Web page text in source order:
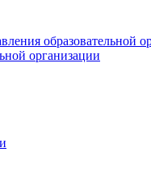
образовательной
организации